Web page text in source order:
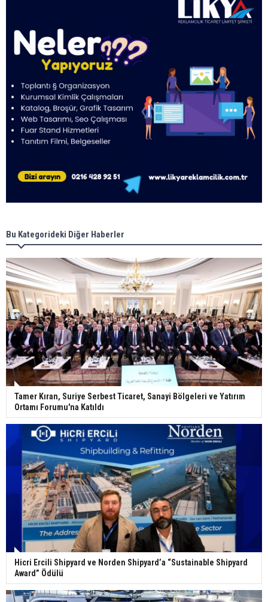
Bu Kategorideki Diğer Haberler
Tamer Kıran, Suriye Serbest Ticaret, Sanayi Bölgeleri ve Yatırım
Ortamı Forumu'na Katıldı
Hicri Ercili Shipyard ve Norden Shipyard’a “Sustainable Shipyard
Award” Ödülü